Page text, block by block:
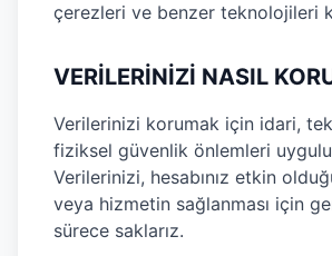
çerezleri ve benzer teknolojileri
VERİLERİNİZİ NASIL
Verilerinizi korumak için idari,
fiziksel güvenlik önlemleri
Verilerinizi, hesabınız etkin
veya hizmetin sağlanması için
sürece saklarız.